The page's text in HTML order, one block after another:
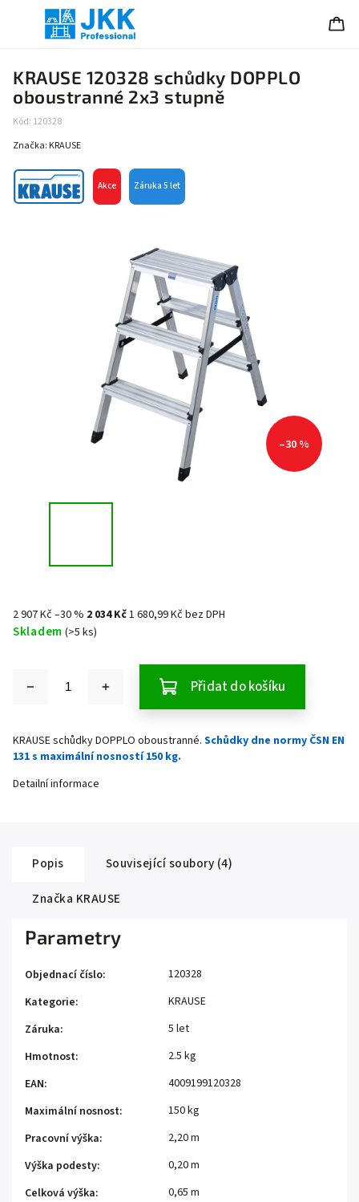
KRAUSE 120328 schůdky DOPPLO
oboustranné 2x3 stupně
Kód: 120328
Akce Záruka 5 let
Značka: KRAUSE
–30 %
2 907 Kč–30 % 2 034 Kč1 680,99 Kč bez DPH
Skladem (>5 ks)
Přidat do košíku
KRAUSE schůdky DOPPLO oboustranné. Schůdky dne normy ČSN EN
131 s maximální nosností 150 kg.
Detailní informace
Popis
Související soubory (4)
Značka KRAUSE
Parametry
Objednací číslo:
120328
Kategorie:
KRAUSE
Záruka:
5 let
Hmotnost:
2.5 kg
EAN:
4009199120328
Maximální nosnost:
150 kg
Pracovní výška:
2,20 m
Výška podesty:
0,20 m
Celková výška:
0,65 m